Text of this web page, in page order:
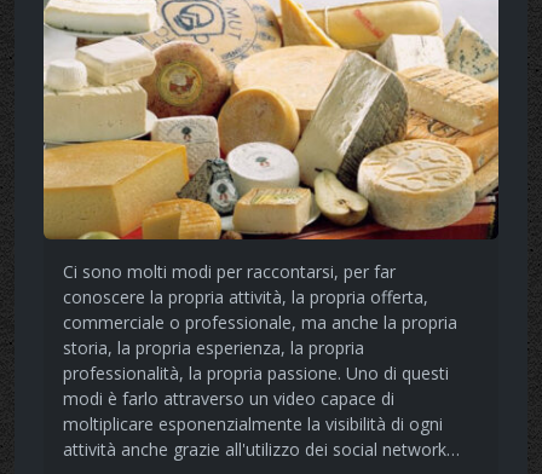
Ci sono molti modi per raccontarsi, per far
conoscere la propria attività, la propria offerta,
commerciale o professionale, ma anche la propria
storia, la propria esperienza, la propria
professionalità, la propria passione. Uno di questi
modi è farlo attraverso un video capace di
moltiplicare esponenzialmente la visibilità di ogni
attività anche grazie all'utilizzo dei social network…